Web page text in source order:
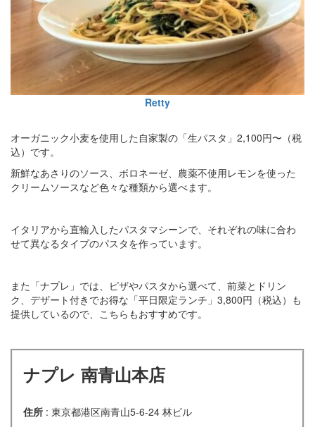
Retty
オーガニック小麦を使用した自家製の「生パスタ」2,100円〜（税
込）です。
新鮮なあさりのソース、ボロネーゼ、農薬不使用レモンを使った
クリームソースなど色々な種類から選べます。
イタリアから直輸入したパスタマシーンで、それぞれの味に合わ
せて異なるタイプのパスタを作っています。
また「ナプレ」では、ピザやパスタから選べて、前菜とドリン
ク、デザート付きでお得な「平日限定ランチ」3,800円（税込）も
提供しているので、こちらもおすすめです。
ナプレ 南青山本店
住所 : 東京都港区南青山5-6-24 林ビル